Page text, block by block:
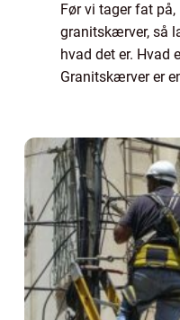
Før vi tager fat
granitskærver, så
hvad det er. Hvad
Granitskærver er